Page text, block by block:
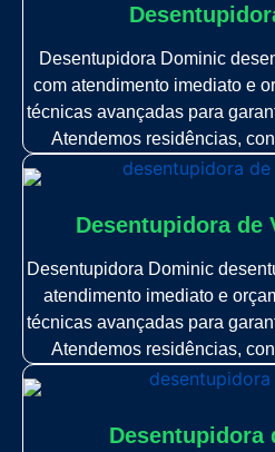
Desentupidora Dominic
com atendimento imediato e
técnicas avançadas para
Atendemos residências,
Desentupidora de
Desentupidora Dominic
atendimento imediato e
técnicas avançadas para
Atendemos residências,
Desentupidora